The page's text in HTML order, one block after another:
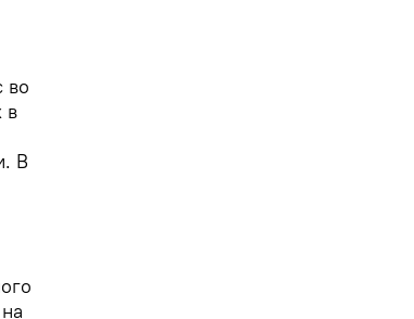
во
в
В